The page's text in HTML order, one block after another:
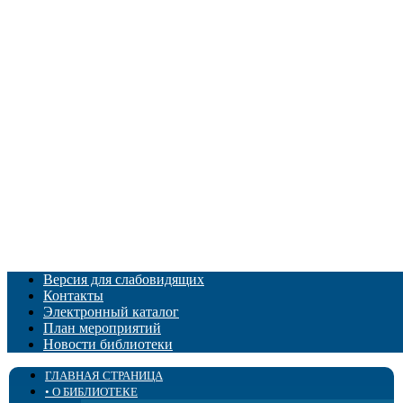
Версия для слабовидящих
Контакты
Электронный каталог
План мероприятий
Новости библиотеки
ГЛАВНАЯ СТРАНИЦА
• О БИБЛИОТЕКЕ